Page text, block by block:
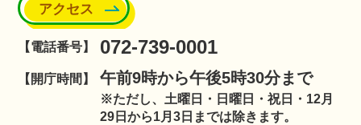
アクセス
【電話番号】 072-739-0001
【開庁時間】 午前9時から午後5時30分まで
※ただし、土曜日・日曜日・祝日・12月
29日から1月3日までは除きます。